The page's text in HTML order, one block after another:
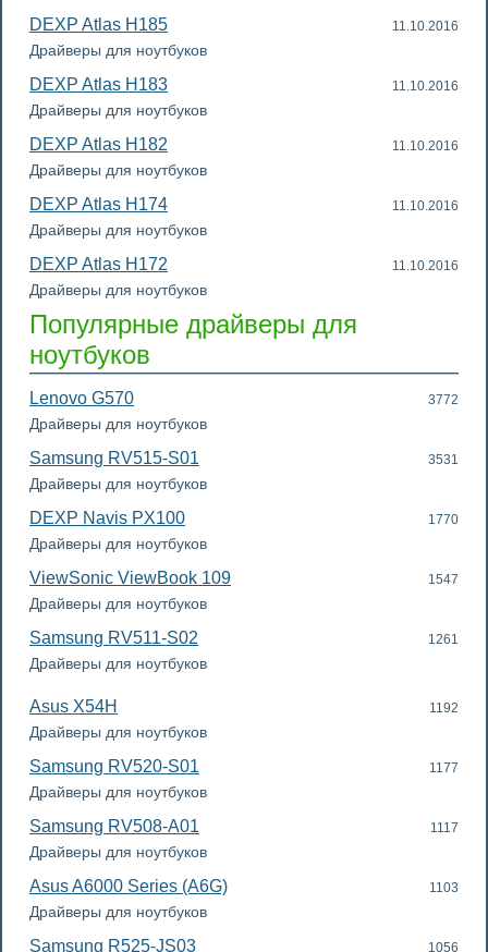
DEXP Atlas H185 11.10.2016
Драйверы для ноутбуков
DEXP Atlas H183 11.10.2016
Драйверы для ноутбуков
DEXP Atlas H182 11.10.2016
Драйверы для ноутбуков
DEXP Atlas H174 11.10.2016
Драйверы для ноутбуков
DEXP Atlas H172 11.10.2016
Драйверы для ноутбуков
Популярные драйверы для
ноутбуков
Lenovo G570 3772
Драйверы для ноутбуков
Samsung RV515-S01 3531
Драйверы для ноутбуков
DEXP Navis PX100 1770
Драйверы для ноутбуков
ViewSonic ViewBook 109 1547
Драйверы для ноутбуков
Samsung RV511-S02 1261
Драйверы для ноутбуков
Asus X54H 1192
Драйверы для ноутбуков
Samsung RV520-S01 1177
Драйверы для ноутбуков
Samsung RV508-A01 1117
Драйверы для ноутбуков
Asus A6000 Series (A6G) 1103
Драйверы для ноутбуков
Samsung R525-JS03 1056